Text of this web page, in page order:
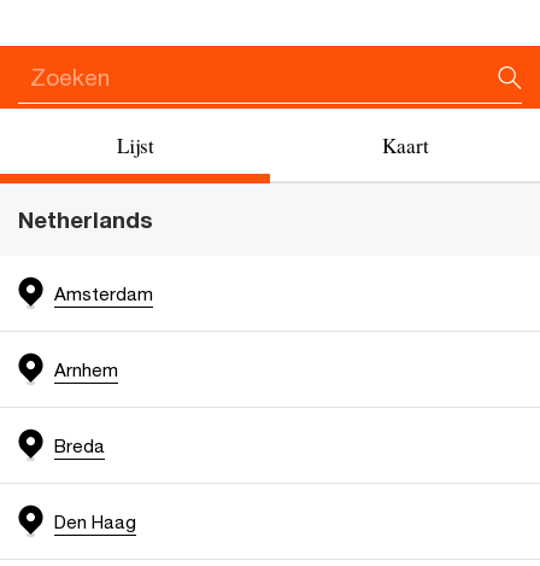
Lijst Kaart
Netherlands
Amsterdam
Arnhem
Breda
Den Haag